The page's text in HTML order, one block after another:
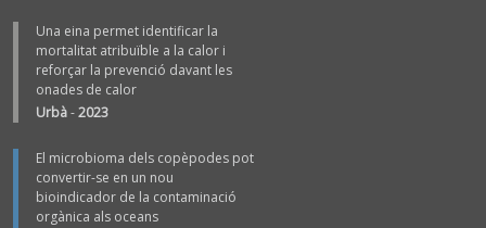
Una eina permet identificar la
mortalitat atribuïble a la calor i
reforçar la prevenció davant les
onades de calor
Urbà-2023
El microbioma dels copèpodes pot
convertir-se en un nou
bioindicador de la contaminació
orgànica als oceans